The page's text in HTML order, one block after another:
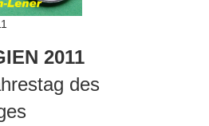
2011
des